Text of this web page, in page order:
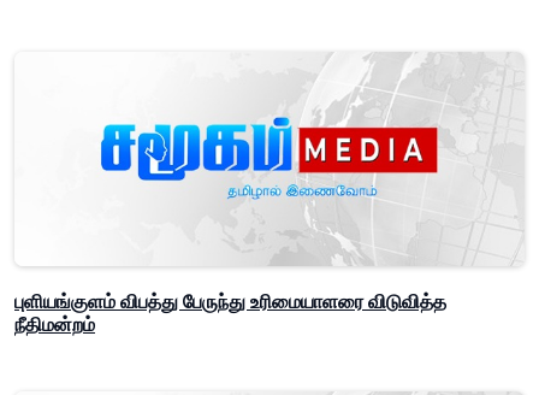
புளியங்குளம் விபத்து பேருந்து உரிமையாளரை விடுவித்த
நீதிமன்றம்